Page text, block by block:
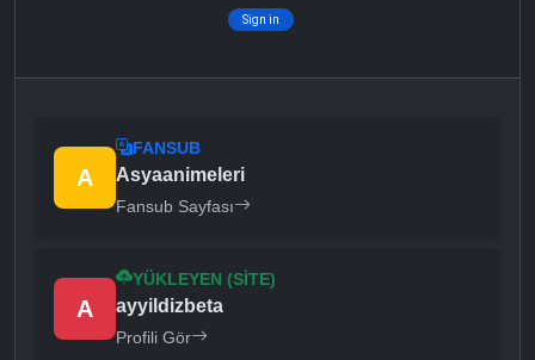
A
FANSUB
Asyaanimeleri
Fansub Sayfası
A
YÜKLEYEN (SITE)
ayyildizbeta
Profili Gör